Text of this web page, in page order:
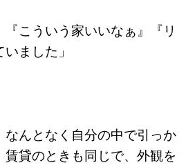
こういう家いいなぁ』『リ
ました」
なんとなく自分の中で引っか
貸のときも同じで、外観を